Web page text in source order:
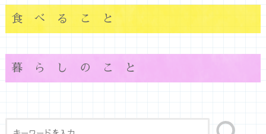
食べること
暮らしのこと